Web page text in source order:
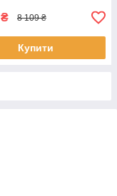
₴ 8 109 ₴
Купити